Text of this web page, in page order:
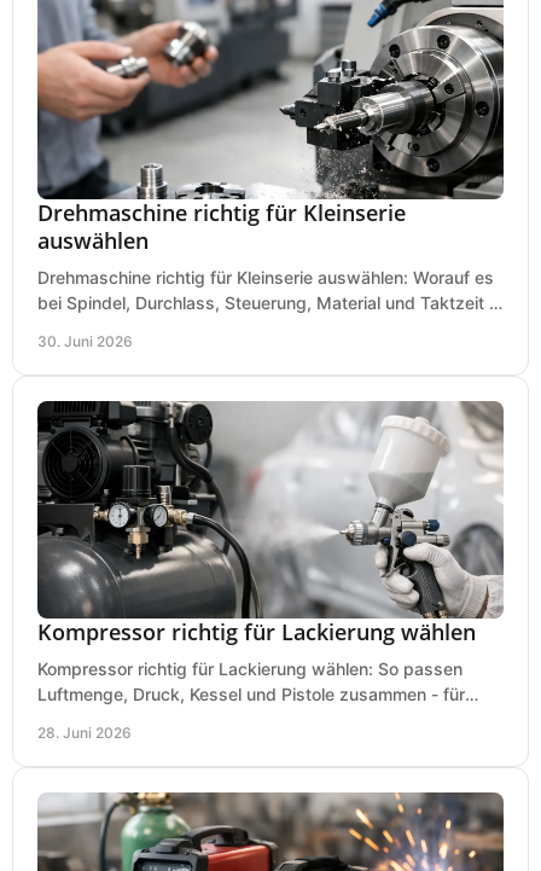
Drehmaschine richtig für Kleinserie
auswählen
Drehmaschine richtig für Kleinserie auswählen: Worauf es
bei Spindel, Durchlass, Steuerung, Material und Taktzeit in
30. Juni 2026
Kompressor richtig für Lackierung wählen
Kompressor richtig für Lackierung wählen: So passen
Luftmenge, Druck, Kessel und Pistole zusammen - für
28. Juni 2026